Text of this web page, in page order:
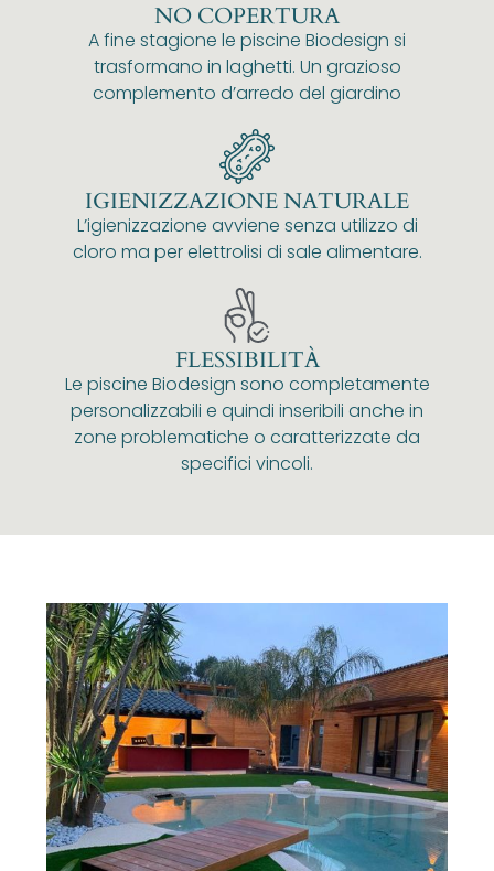
NO COPERTURA
A fine stagione le piscine Biodesign si
trasformano in laghetti. Un grazioso
complemento d’arredo del giardino
IGIENIZZAZIONE NATURALE
L’igienizzazione avviene senza utilizzo di
cloro ma per elettrolisi di sale alimentare.
FLESSIBILITÀ
Le piscine Biodesign sono completamente
personalizzabili e quindi inseribili anche in
zone problematiche o caratterizzate da
specifici vincoli.